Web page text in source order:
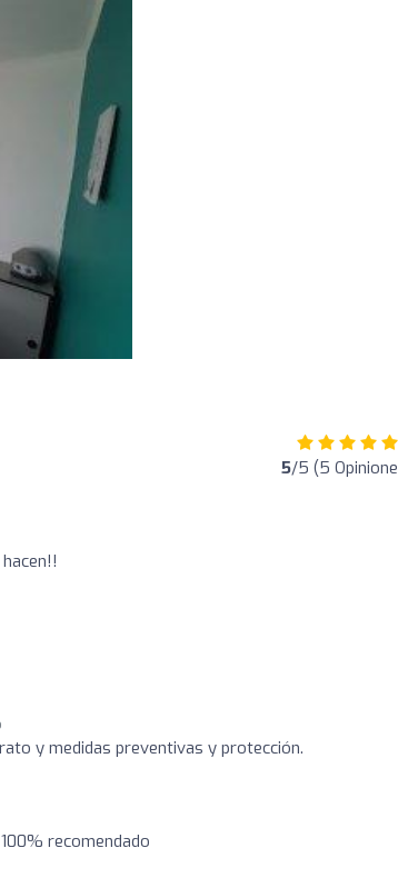
5/5 (5
y medidas preventivas y protección.
recomendado